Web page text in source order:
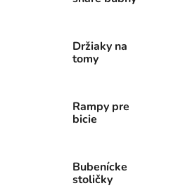
Držiaky na
tomy
Rampy pre
bicie
Bubenícke
stoličky